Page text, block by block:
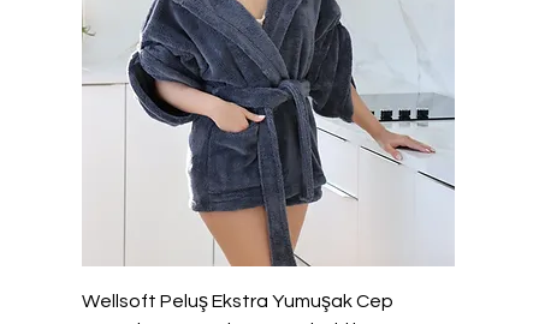
Wellsoft Peluş Ekstra Yumuşak Cep